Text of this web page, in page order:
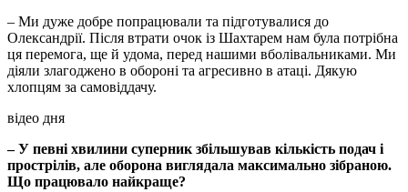
– Ми дуже добре попрацювали та підготувалися до
Олександрії. Після втрати очок із Шахтарем нам була потрібна
ця перемога, ще й удома, перед нашими вболівальниками. Ми
діяли злагоджено в обороні та агресивно в атаці. Дякую
хлопцям за самовіддачу.
відео дня
– У певні хвилини суперник збільшував кількість подач і
прострілів, але оборона виглядала максимально зібраною.
Що працювало найкраще?